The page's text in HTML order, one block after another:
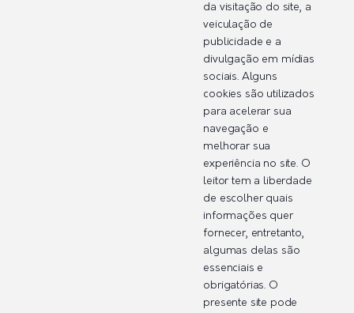
da visitação do site, a
veiculação de
publicidade e a
divulgação em mídias
sociais. Alguns
cookies são utilizados
para acelerar sua
navegação e
melhorar sua
experiência no site. O
leitor tem a liberdade
de escolher quais
informações quer
fornecer, entretanto,
algumas delas são
essenciais e
obrigatórias. O
presente site pode